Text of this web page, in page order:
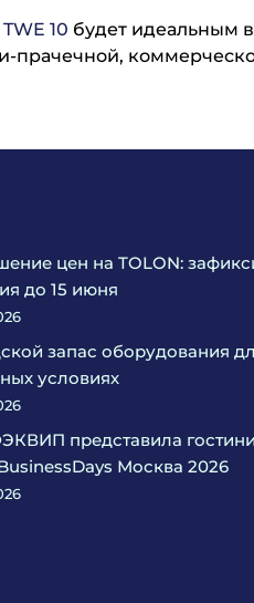
TWE 10 будет идеальным
прачечной,
цен на TOLON:
до 15 июня
запас оборудования
условиях
представила
Москва 2026